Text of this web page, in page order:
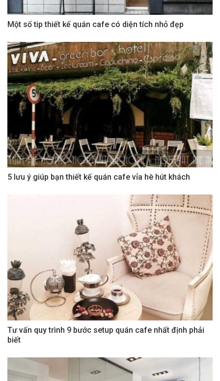
Một số tip thiết kế quán cafe có diện tích nhỏ đẹp
5 lưu ý giúp bạn thiết kế quán cafe vỉa hè hút khách
Tư vấn quy trình 9 bước setup quán cafe nhất định phải
biết